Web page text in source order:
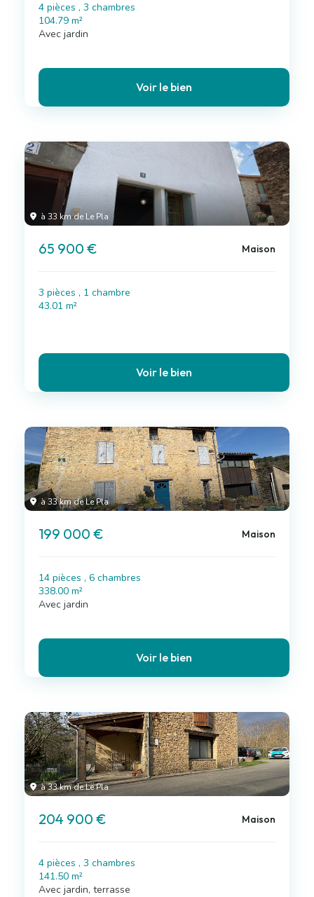
4 pièces , 3 chambres
104.79 m²
Avec jardin
Voir le bien
à 33 km de Le Pla
65 900 € Maison
3 pièces , 1 chambre
43.01 m²
Voir le bien
à 33 km de Le Pla
199 000 € Maison
14 pièces , 6 chambres
338.00 m²
Avec jardin
Voir le bien
à 33 km de Le Pla
204 900 € Maison
4 pièces , 3 chambres
141.50 m²
Avec jardin, terrasse